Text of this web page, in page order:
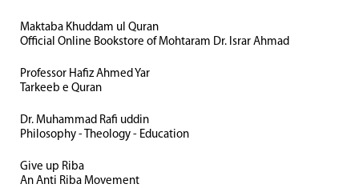
Maktaba Khuddam ul Quran
Official Online Bookstore of Mohtaram Dr. Israr Ahmad
Professor Hafiz Ahmed Yar
Tarkeeb e Quran
Dr. Muhammad Rafi uddin
Philosophy - Theology - Education
Give up Riba
An Anti Riba Movement